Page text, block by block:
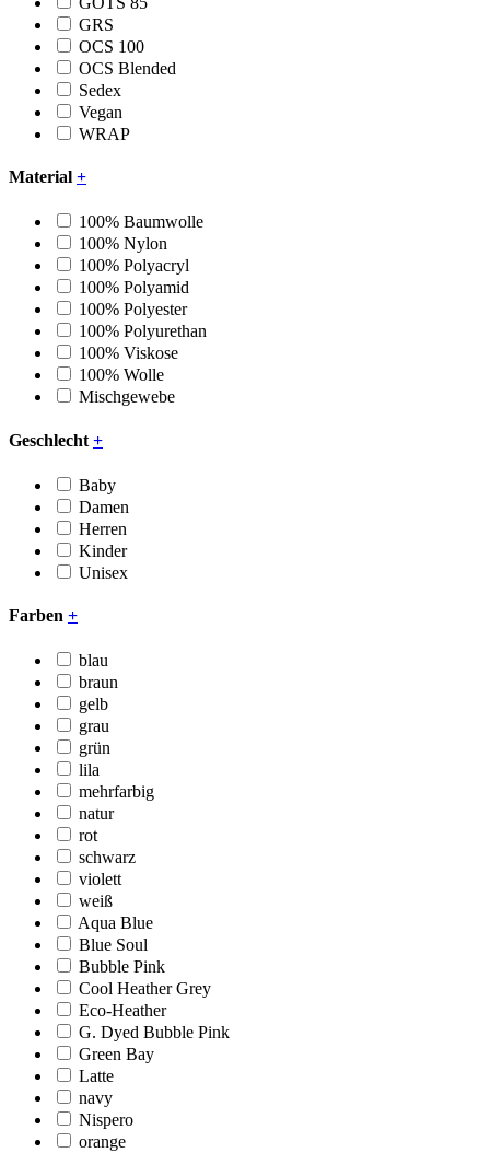
GRS
OCS 100
OCS Blended
Sedex
Vegan
WRAP
Material +
100% Baumwolle
100% Nylon
100% Polyacryl
100% Polyamid
100% Polyester
100% Polyurethan
100% Viskose
100% Wolle
Mischgewebe
Geschlecht +
Baby
Damen
Herren
Kinder
Unisex
Farben +
blau
braun
gelb
grau
grün
lila
mehrfarbig
natur
rot
schwarz
violett
weiß
Aqua Blue
Blue Soul
Bubble Pink
Cool Heather Grey
Eco-Heather
G. Dyed Bubble Pink
Green Bay
Latte
navy
Nispero
orange